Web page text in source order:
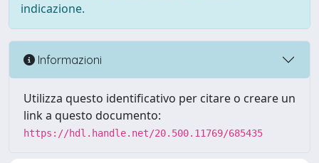
indicazione.
Informazioni
Utilizza questo identificativo per citare o creare un
link a questo documento:
https://hdl.handle.net/20.500.11769/685435